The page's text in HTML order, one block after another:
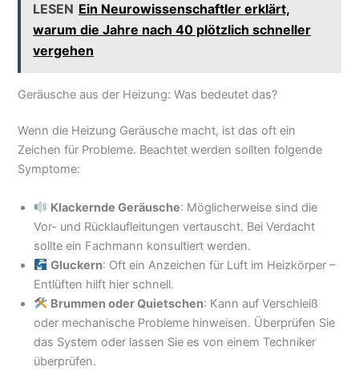
LESEN Ein Neurowissenschaftler erklärt,
warum die Jahre nach 40 plötzlich schneller
vergehen
Geräusche aus der Heizung: Was bedeutet das?
Wenn die Heizung Geräusche macht, ist das oft ein
Zeichen für Probleme. Beachtet werden sollten folgende
Symptome:
Klackernde Geräusche: Möglicherweise sind die
Vor- und Rücklaufleitungen vertauscht. Bei Verdacht
sollte ein Fachmann konsultiert werden.
Gluckern: Oft ein Anzeichen für Luft im Heizkörper –
Entlüften hilft hier schnell.
Brummen oder Quietschen: Kann auf Verschleiß
oder mechanische Probleme hinweisen. Überprüfen Sie
das System oder lassen Sie es von einem Techniker
überprüfen.